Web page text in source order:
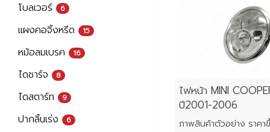
โบลเวอร์ 6
แผงคอจิ้งหรีด 15
หม้อลมเบรค 16
ไดชาร์จ 8
ไดสตาร์ท 9
ปากลิ้นเร่ง 6
ไฟหน้า MINI
ปี2001-2006